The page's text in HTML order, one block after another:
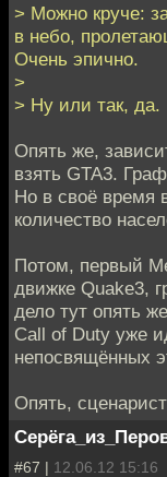
> Можно круче:
в небо,
Очень эпично.
>
> Ну или так, да.
Опять же,
взять GTA3.
Но в своё время
количество
Потом, первый
движке Quake3,
дело тут опять
Call of Duty уже
непосвящённых
Опять,
#67 | 12.06.12 15:16